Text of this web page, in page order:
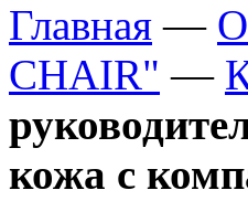
Главная —
CHAIR" —
кожа с